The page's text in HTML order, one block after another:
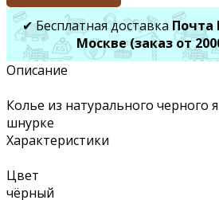
✔ Бесплатная доставка Почта
Москве (заказ от
Описание
Колье из натурального черного
шнурке
Характеристики
Цвет
чёрный